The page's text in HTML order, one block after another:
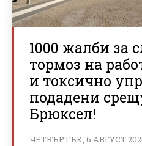
1000 жалби за
тормоз на
и токсично
подадени
Брюксел!
ЧЕТВЪРТЪК, 6 АВГУСТ